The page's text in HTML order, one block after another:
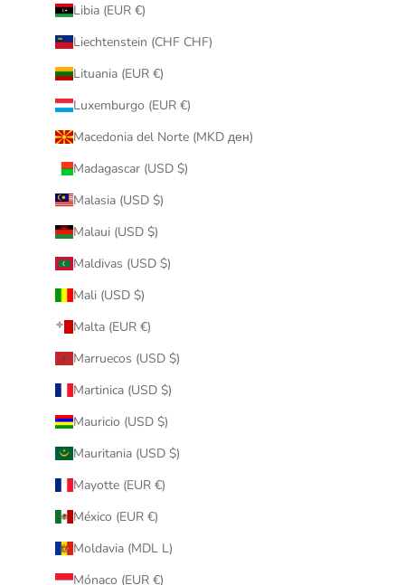
Libia (EUR €)
Liechtenstein (CHF CHF)
Lituania (EUR €)
Luxemburgo (EUR €)
Macedonia del Norte (MKD ден)
Madagascar (USD $)
Malasia (USD $)
Malaui (USD $)
Maldivas (USD $)
Mali (USD $)
Malta (EUR €)
Marruecos (USD $)
Martinica (USD $)
Mauricio (USD $)
Mauritania (USD $)
Mayotte (EUR €)
México (EUR €)
Moldavia (MDL L)
Mónaco (EUR €)